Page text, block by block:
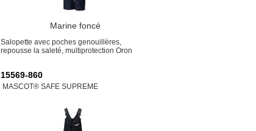
Marine foncé
Salopette avec poches genouillères,
repousse la saleté, multiprotection Oron
15569-860
MASCOT® SAFE SUPREME